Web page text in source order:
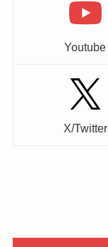
Youtube
X/Twitter